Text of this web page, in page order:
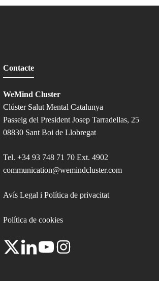
Contacte
WeMind Cluster
Clúster Salut Mental Catalunya
Passeig del President Josep Tarradellas, 25
08830 Sant Boi de Llobregat
Tel. +34 93 748 71 70 Ext. 4902
communication@wemindcluster.com
Avís Legal i Política de privacitat
Política de cookies